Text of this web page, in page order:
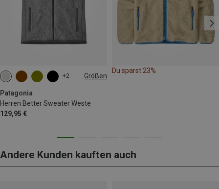
+2 Größen
Patagonia
Herren Better Sweater Weste
129,95 €
S M L XL XXL
Du sparst 23%
Andere Kunden kauften auch